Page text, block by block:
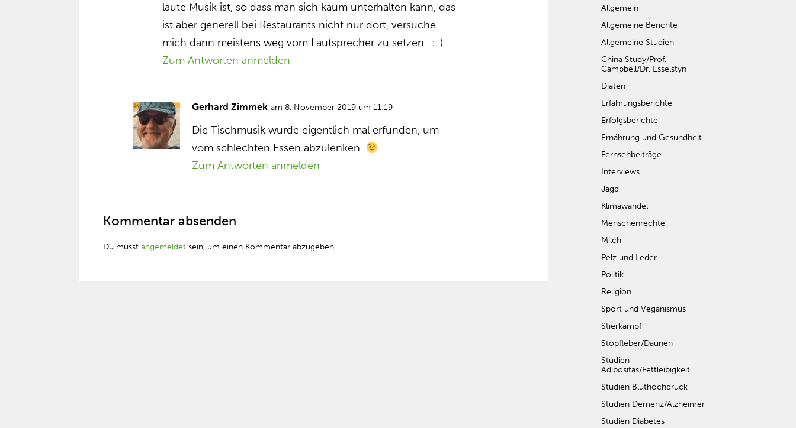
laute Musik ist, so dass man sich kaum unterhalten kann, das
ist aber generell bei Restaurants nicht nur dort, versuche
mich dann meistens weg vom Lautsprecher zu setzen…:-)
Zum Antworten anmelden
Gerhard Zimmek am 8. November 2019 um 11:19
Die Tischmusik wurde eigentlich mal erfunden, um
vom schlechten Essen abzulenken.
Zum Antworten anmelden
Kommentar absenden
Du musstangemeldet sein, um einen Kommentar abzugeben.
Allgemein
Allgemeine Berichte
Allgemeine Studien
China Study/Prof.
Campbell/Dr. Esselstyn
Diäten
Erfahrungsberichte
Erfolgsberichte
Ernährung und Gesundheit
Fernsehbeiträge
Interviews
Jagd
Klimawandel
Menschenrechte
Milch
Pelz und Leder
Politik
Religion
Sport und Veganismus
Stierkampf
Stopfleber/Daunen
Studien
Adipositas/Fettleibigkeit
Studien Bluthochdruck
Studien Demenz/Alzheimer
Studien Diabetes